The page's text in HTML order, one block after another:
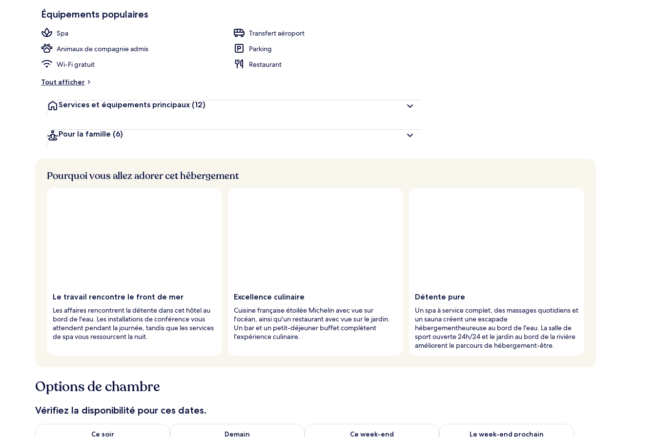
Équipements populaires
Spa
Transfert aéroport
Animaux de compagnie admis
Parking
Wi-Fi gratuit
Restaurant
Tout afficher
Services et équipements principaux (12)
Pour la famille (6)
Pourquoi vous allez adorer cet hébergement
Le travail rencontre le front de mer
Les affaires rencontrent la détente dans cet hôtel au
bord de l'eau. Les installations de conférence vous
attendent pendant la journée, tandis que les services
de spa vous ressourcent la nuit.
Excellence culinaire
Cuisine française étoilée Michelin avec vue sur
l'océan, ainsi qu'un restaurant avec vue sur le jardin.
Un bar et un petit-déjeuner buffet complètent
l'expérience culinaire.
Détente pure
Un spa à service complet, des massages quotidiens et
un sauna créent une escapade
hébergementheureuse au bord de l'eau. La salle de
sport ouverte 24h/24 et le jardin au bord de la rivière
améliorent le parcours de hébergement-être.
Options de chambre
Vérifiez la disponibilité pour ces dates.
Ce soir
Vérifier la disponibilité pour ce soir août 8 - août 9
Demain
Vérifier la disponibilité pour demain août 9 - août 10
Ce week-end
Vérifier la disponibilité pour ce week-end août 14 - août 16
Le week-end prochain
Vérifier la disponibilité pour le week-end prochain août 21 -